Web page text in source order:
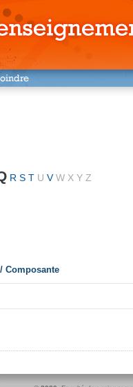
R S T U V W X Y Z
Composante